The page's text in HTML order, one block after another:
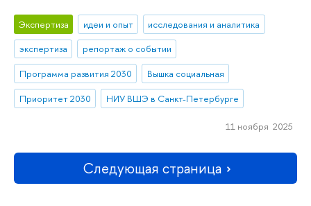
Экспертиза идеи и опыт
исследования и аналитика
экспертиза
репортаж о событии
Программа развития 2030
Вышка социальная
Приоритет 2030
НИУ ВШЭ в Санкт-Петербурге
11 ноября 2025
Следующая страница